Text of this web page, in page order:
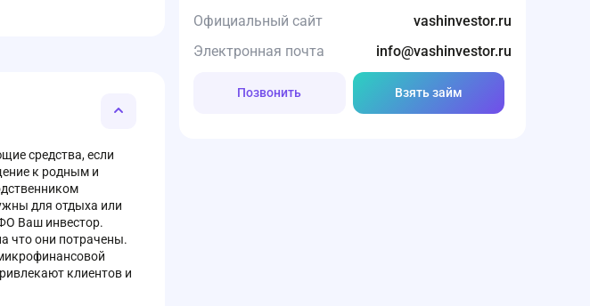
средства, если
к родным и
для отдыха или
Ваш инвестор.
что они потрачены.
клиентов и
Официальный сайт
vashinvestor.ru
Электронная почта
info@vashinvestor.ru
Позвонить Взять займ